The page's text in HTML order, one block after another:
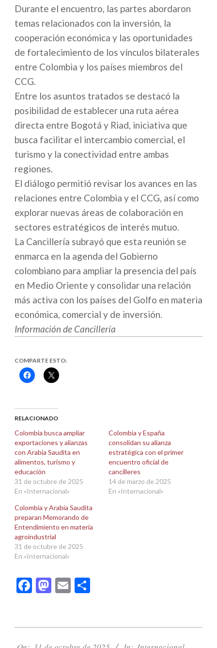
Durante el encuentro, las partes abordaron
temas relacionados con la inversión, la
cooperación económica y las oportunidades
de fortalecimiento de los vínculos bilaterales
entre Colombia y los países miembros del
CCG.
Entre los asuntos tratados se destacó la
posibilidad de establecer una ruta aérea
directa entre Bogotá y Riad, iniciativa que
busca facilitar el intercambio comercial, el
turismo y la conectividad entre ambas
regiones.
El diálogo permitió revisar los avances en las
relaciones entre Colombia y el CCG, así como
explorar nuevas áreas de colaboración en
sectores estratégicos de interés mutuo.
La Cancillería subrayó que esta reunión se
enmarca en la agenda del Gobierno
colombiano para ampliar la presencia del país
en Medio Oriente y consolidar una relación
más activa con los países del Golfo en materia
económica, comercial y de inversión.
Información de Cancillería
COMPARTE ESTO:
Haz
clic
abre
una
ventana
nueva)
Haz
clic
abre
una
ventana
nueva)
RELACIONADO
Colombia busca ampliar
exportaciones y alianzas
con Arabia Saudita en
alimentos, turismo y
educación
31 de octubre de 2025
En «Internacional»
Colombia y España
consolidan su alianza
estratégica con el primer
encuentro oficial de
cancilleres
14 de marzo de 2025
En «Internacional»
Colombia y Arabia Saudita
preparan Memorando de
Entendimiento en materia
agroindustrial
31 de octubre de 2025
En «Internacional»
Facebook
Mastodon
Email
10-